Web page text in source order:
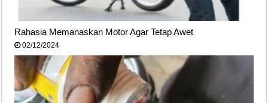
Rahasia Memanaskan Motor Agar Tetap Awet
02/12/2024